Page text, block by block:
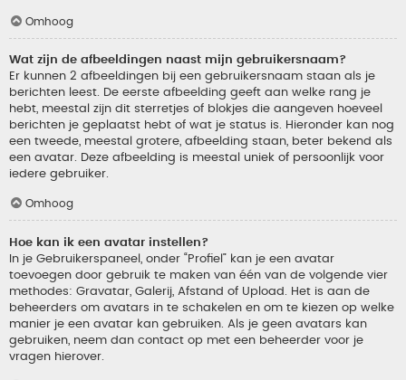
Omhoog
Wat zijn de afbeeldingen naast mijn gebruikersnaam?
Er kunnen 2 afbeeldingen bij een gebruikersnaam staan als je
berichten leest. De eerste afbeelding geeft aan welke rang je
hebt, meestal zijn dit sterretjes of blokjes die aangeven hoeveel
berichten je geplaatst hebt of wat je status is. Hieronder kan nog
een tweede, meestal grotere, afbeelding staan, beter bekend als
een avatar. Deze afbeelding is meestal uniek of persoonlijk voor
iedere gebruiker.
Omhoog
Hoe kan ik een avatar instellen?
In je Gebruikerspaneel, onder “Profiel” kan je een avatar
toevoegen door gebruik te maken van één van de volgende vier
methodes: Gravatar, Galerij, Afstand of Upload. Het is aan de
beheerders om avatars in te schakelen en om te kiezen op welke
manier je een avatar kan gebruiken. Als je geen avatars kan
gebruiken, neem dan contact op met een beheerder voor je
vragen hierover.